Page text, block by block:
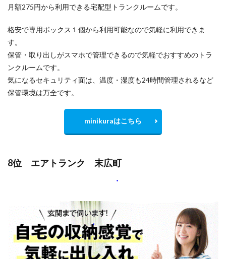
月額275円から利用できる宅配型トランクルームです。
格安で専用ボックス１個から利用可能なので気軽に利用できま
す。
保管・取り出しがスマホで管理できるので気軽でおすすめのトラ
ンクルームです。
気になるセキュリティ面は、温度・湿度も24時間管理されるなど
保管環境は万全です。
minikuraはこちら
8位 エアトランク 末広町